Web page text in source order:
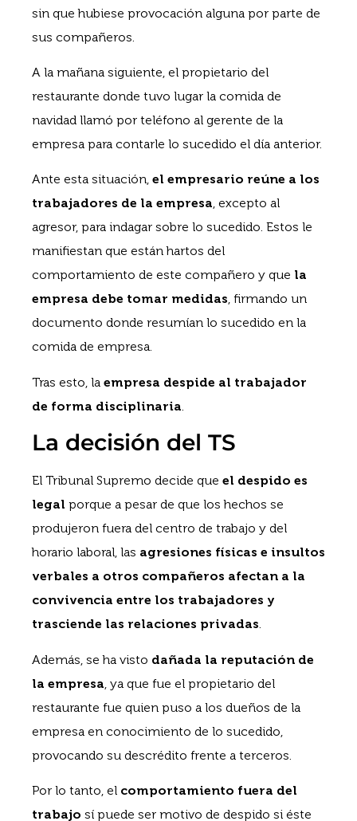
sin que hubiese provocación alguna por parte de
sus compañeros.
A la mañana siguiente, el propietario del
restaurante donde tuvo lugar la comida de
navidad llamó por teléfono al gerente de la
empresa para contarle lo sucedido el día anterior.
Ante esta situación, el empresario reúne a los
trabajadores de la empresa, excepto al
agresor, para indagar sobre lo sucedido. Estos le
manifiestan que están hartos del
comportamiento de este compañero y que la
empresa debe tomar medidas, firmando un
documento donde resumían lo sucedido en la
comida de empresa.
Tras esto, la empresa despide al trabajador
de forma disciplinaria
La decisión del TS
El Tribunal Supremo decide que el despido es
legal porque a pesar de que los hechos se
produjeron fuera del centro de trabajo y del
horario laboral, las agresiones físicas e insultos
verbales a otros compañeros afectan a la
convivencia entre los trabajadores y
trasciende las relaciones privadas.
Además, se ha visto dañada la reputación de
la empresa , ya que fue el propietario del
restaurante fue quien puso a los dueños de la
empresa en conocimiento de lo sucedido,
provocando su descrédito frente a terceros.
Por lo tanto, el comportamiento fuera del
trabajo sí puede ser motivo de despido si éste